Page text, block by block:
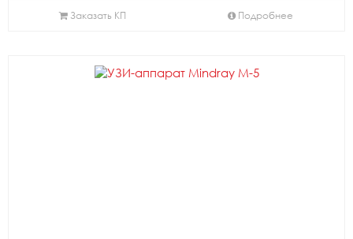
Заказать КП Подробнее